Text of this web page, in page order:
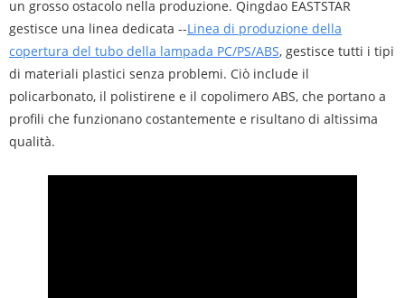
un grosso ostacolo nella produzione. Qingdao EASTSTAR
gestisce una linea dedicata --Linea di produzione della
copertura del tubo della lampada PC/PS/ABS, gestisce tutti i tipi
di materiali plastici senza problemi. Ciò include il
policarbonato, il polistirene e il copolimero ABS, che portano a
profili che funzionano costantemente e risultano di altissima
qualità.